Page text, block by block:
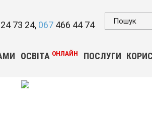
73 24 067 466 44 74
ОСВІТА ОНЛАЙН ПОСЛУГИ